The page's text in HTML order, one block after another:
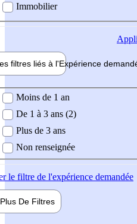
Immobilier
filtres liés à l'Expérience
demandée
Moins de 1 an
De 1 à 3 ans (2)
Plus de 3 ans
Non renseignée
le filtre de l'expérience demandée
Plus De Filtres